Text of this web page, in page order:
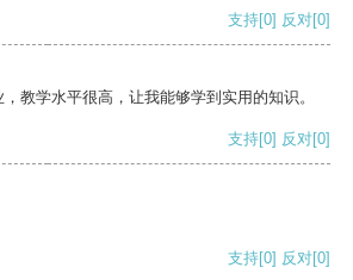
支持[0] 反对[0]
教学水平很高，让我能够学到实用的知识。
支持[0] 反对[0]
支持[0] 反对[0]